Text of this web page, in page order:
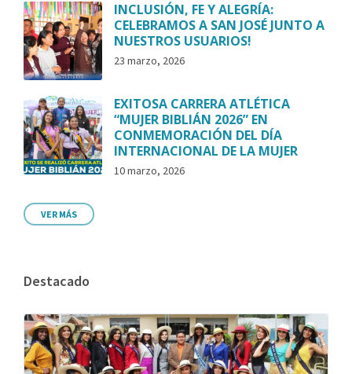
INCLUSIÓN, FE Y ALEGRÍA:
CELEBRAMOS A SAN JOSÉ JUNTO A
NUESTROS USUARIOS!
23 marzo, 2026
EXITOSA CARRERA ATLÉTICA
“MUJER BIBLIÁN 2026” EN
CONMEMORACIÓN DEL DÍA
INTERNACIONAL DE LA MUJER
10 marzo, 2026
VER MÁS
Destacado